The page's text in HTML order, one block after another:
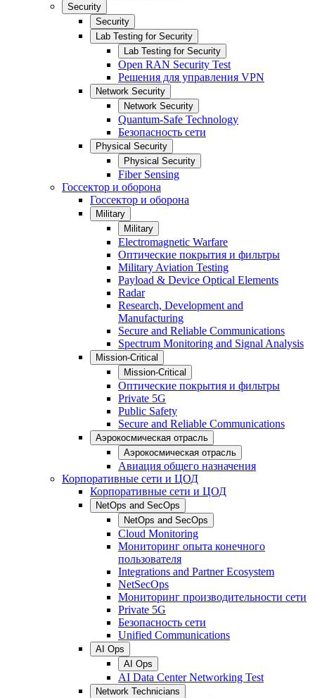
Security
Security
Lab Testing for Security
Lab Testing for Security
Open RAN Security Test
Решения для управления VPN
Network Security
Network Security
Quantum-Safe Technology
Безопасность сети
Physical Security
Physical Security
Fiber Sensing
Госсектор и оборона
Госсектор и оборона
Military
Military
Electromagnetic Warfare
Оптические покрытия и фильтры
Military Aviation Testing
Payload & Device Optical Elements
Radar
Research, Development and
Manufacturing
Secure and Reliable Communications
Spectrum Monitoring and Signal Analysis
Mission-Critical
Mission-Critical
Оптические покрытия и фильтры
Private 5G
Public Safety
Secure and Reliable Communications
Аэрокосмическая отрасль
Аэрокосмическая отрасль
Авиация общего назначения
Корпоративные сети и ЦОД
Корпоративные сети и ЦОД
NetOps and SecOps
NetOps and SecOps
Cloud Monitoring
Мониторинг опыта конечного
пользователя
Integrations and Partner Ecosystem
NetSecOps
Мониторинг производительности сети
Private 5G
Безопасность сети
Unified Communications
AI Ops
AI Ops
AI Data Center Networking Test
Network Technicians